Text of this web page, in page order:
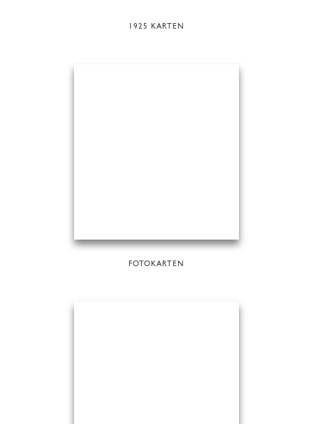
1925 KARTEN
FOTOKARTEN